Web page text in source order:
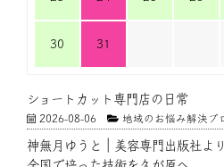
30 31
ショートカット専門店の日常
2026-08-06 地域のお悩み解決ブ
神無月ゆうと｜美容専門出版社よ